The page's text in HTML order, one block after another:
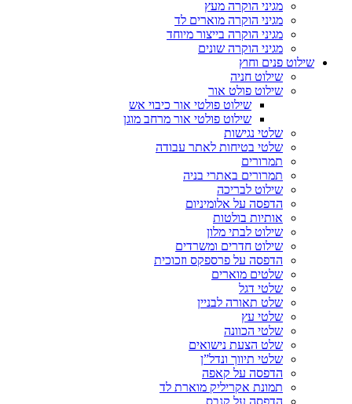
מגיני הוקרה מעץ
מגיני הוקרה מוארים לד
מגיני הוקרה בייצור מיוחד
מגיני הוקרה שונים
שילוט פנים וחוץ
שילוט חניה
שילוט פולט אור
שילוט פולטי אור כיבוי אש
שילוט פולטי אור מרחב מוגן
שלטי נגישות
שלטי בטיחות לאתר עבודה
תמרורים
תמרורים באתרי בניה
שילוט לבריכה
הדפסה על אלומיניום
אותיות בולטות
שילוט לבתי מלון
שילוט חדרים ומשרדים
הדפסה על פרספקס וזכוכית
שלטים מוארים
שלטי דגל
שלט תאורה לבניין
שלטי עץ
שלטי הכוונה
שלט הצעת נישואים
שלטי תיווך ונדל”ן
הדפסה על קאפה
תמונת אקריליק מוארת לד
הדפסה על קנבס